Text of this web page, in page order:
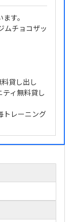
す。
ムチョコザッ
貸し出し
ティ無料貸し
トレーニング